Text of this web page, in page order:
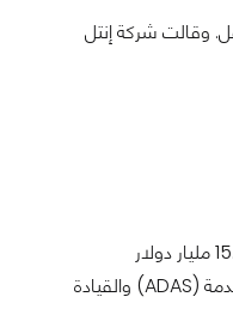
الموسعة بحلول عام 2028، وأن تبقى قيد التشغيل حتى عام 2035 على الأقل. وقالت شركة إنتل
ليس هذا الاستثمار الضخم من إنتل هو الأول من نوعه في دولة الاحتلال؛ ففي عام 2017، استثمرت عملاقة الرقاقات 15.3 مليار دولار
للسيطرة على شركة Mobileye الناشئة التابعة للكيان، والتي تتخصص في تطوير تقنيات وأنظمة مساعدة السائق المتقدمة (ADAS) والقيادة